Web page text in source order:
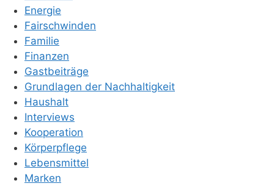
Energie
Fairschwinden
Familie
Finanzen
Gastbeiträge
Grundlagen der Nachhaltigkeit
Haushalt
Interviews
Kooperation
Körperpflege
Lebensmittel
Marken